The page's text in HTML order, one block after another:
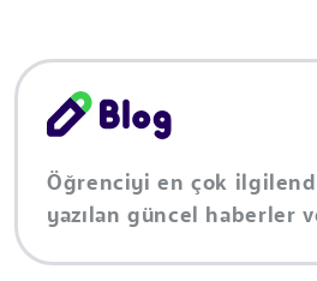
Öğrenciyi en çok
yazılan güncel haberler